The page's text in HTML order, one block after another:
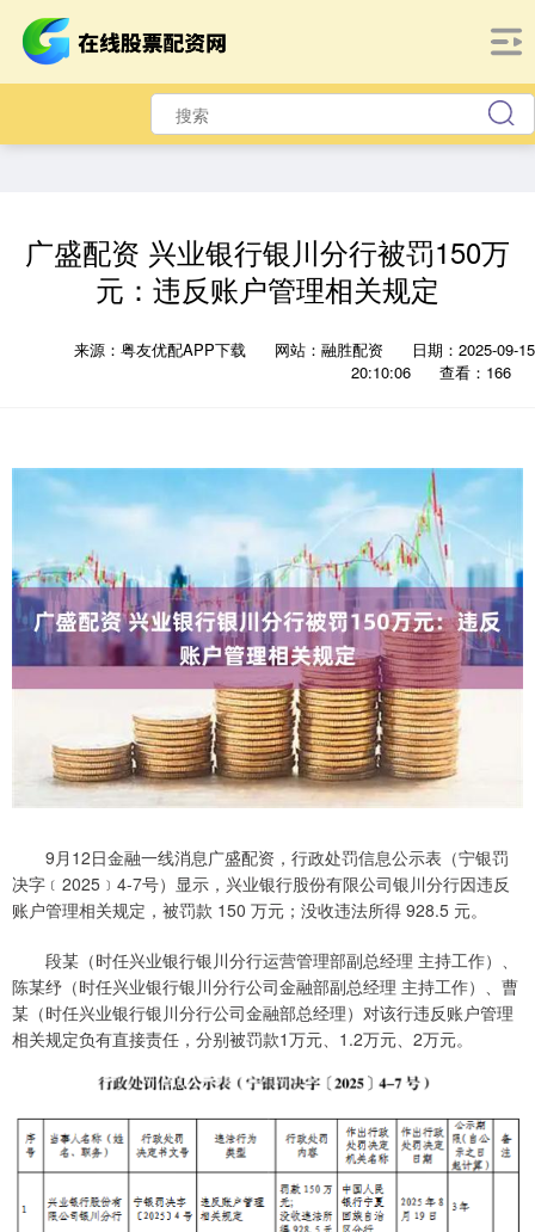
广盛配资 兴业银行银川分行被罚150万
元：违反账户管理相关规定
来源：粤友优配APP下载 网站：融胜配资
日期：2025-09-15
20:10:06
查看：166
9月12日金融一线消息广盛配资，行政处罚信息公示表（宁银罚
决字﹝2025﹞4-7号）显示，兴业银行股份有限公司银川分行因违反
账户管理相关规定，被罚款 150 万元；没收违法所得 928.5 元。
段某（时任兴业银行银川分行运营管理部副总经理 主持工作）、
陈某纾（时任兴业银行银川分行公司金融部副总经理 主持工作）、曹
某（时任兴业银行银川分行公司金融部总经理）对该行违反账户管理
相关规定负有直接责任，分别被罚款1万元、1.2万元、2万元。